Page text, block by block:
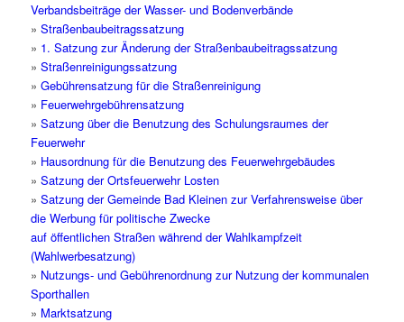
Verbandsbeiträge der Wasser- und Bodenverbände
» Straßenbaubeitragssatzung
» 1. Satzung zur Änderung der Straßenbaubeitragssatzung
» Straßenreinigungssatzung
» Gebührensatzung für die Straßenreinigung
» Feuerwehrgebührensatzung
» Satzung über die Benutzung des Schulungsraumes der
Feuerwehr
» Hausordnung für die Benutzung des Feuerwehrgebäudes
» Satzung der Ortsfeuerwehr Losten
» Satzung der Gemeinde Bad Kleinen zur Verfahrensweise über
die Werbung für politische Zwecke
auf öffentlichen Straßen während der Wahlkampfzeit
(Wahlwerbesatzung)
» Nutzungs- und Gebührenordnung zur Nutzung der kommunalen
Sporthallen
» Marktsatzung